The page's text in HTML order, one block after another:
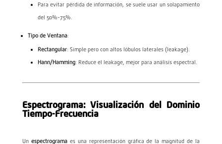
Para evitar pérdida de información, se suele usar un solapamiento
del 50%-75%.
Tipo de Ventana:
Rectangular: Simple pero con altos lóbulos laterales (leakage).
Hann/Hamming: Reduce el leakage, mejor para análisis espectral.
Espectrograma: Visualización del Dominio
Tiempo-Frecuencia
Un espectrogramaes una representación gráfica de la magnitud de la